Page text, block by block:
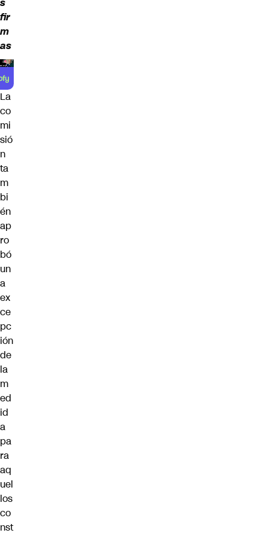
fir
m
as
La
co
mi
sió
n
ta
m
bi
én
ap
ro
bó
un
a
ex
ce
pc
ión
de
la
m
ed
id
a
pa
ra
aq
uel
los
co
nst